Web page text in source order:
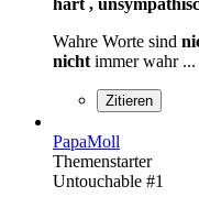
Wahre Worte sind
nicht immer wahr ...
Zitieren
PapaMoll
Themenstarter
Untouchable #1